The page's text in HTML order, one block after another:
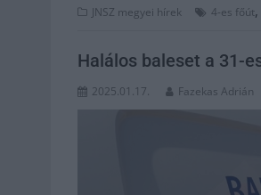
JNSZ megyei hírek 4-es főút,
Halálos baleset a 31-
2025.01.17. Fazekas Adrián